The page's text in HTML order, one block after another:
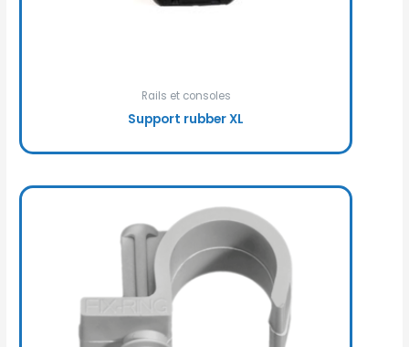
Rails et consoles
Support rubber XL